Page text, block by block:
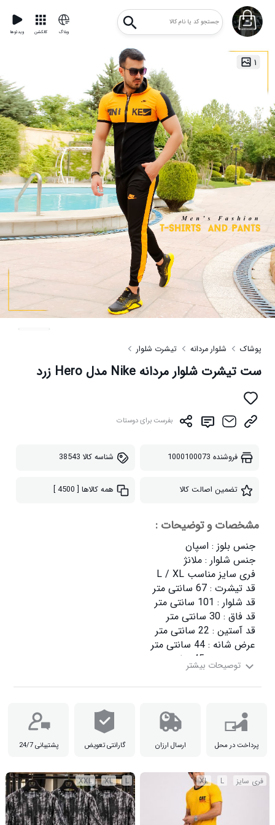
ویدئوها کالکشن وبلاگ
۱
پوشاک شلوار مردانه تیشرت شلوار
ست تیشرت شلوار مردانه Nike مدل Hero زرد
بفرست برای دوستات
فروشنده 1000100073 شناسه کالا 38543
تضمین اصالت کالا همه کالاها [ 4500 ]
مشخصات و توضیحات :
پرداخت در محل ارسال ارزان گارانتی تعویض پشتیبانی 24/7
L
XL
XXL فری سایز L
XL